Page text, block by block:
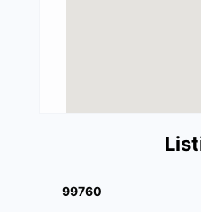
99760